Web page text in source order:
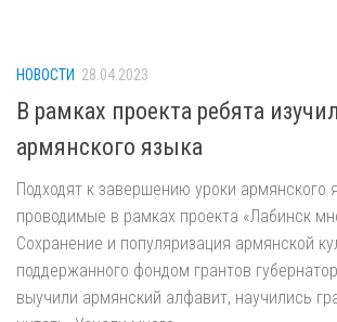
НОВОСТИ 28.04.2023
В рамках проекта ребята
армянского языка
Подходят к завершению уроки армянского
проводимые в рамках проекта «Лабинск
Сохранение и популяризация армянской
поддержанного фондом грантов
выучили армянский алфавит, научились